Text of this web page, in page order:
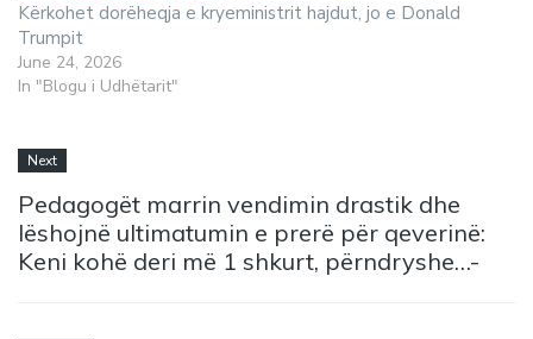
Kërkohet dorëheqja e kryeministrit hajdut, jo e Donald
Trumpit
June 24, 2026
In "Blogu i Udhëtarit"
Next
Pedagogët marrin vendimin drastik dhe
lëshojnë ultimatumin e prerë për qeverinë:
Keni kohë deri më 1 shkurt, përndryshe…-